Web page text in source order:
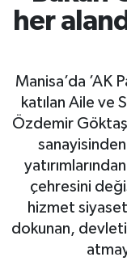
her
Manisa’da ’AK
katılan Aile ve
Özdemir
çehresini
hizmet
dokunan,
HABER
LOJİSTİK
MAGAZİN
OTO DETAY
SAĞLIK
Süper Lig
Tüm
Son Dakika
Haber Arşivi